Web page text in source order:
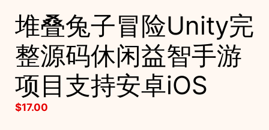
堆叠兔子冒险Unity完
整源码休闲益智手游
项目支持安卓iOS
$17.00